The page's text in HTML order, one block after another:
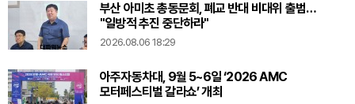
부산 아미초 총동문회, 폐교 반대 비대위 출범…
"일방적 추진 중단하라"
2026.08.06 18:29
아주자동차대, 9월 5~6일 ‘2026 AMC
모터페스티벌 갈라쇼’ 개최